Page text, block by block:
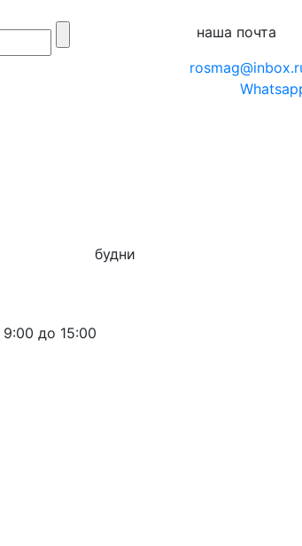
будни
9:00 до 15:00
наша почта